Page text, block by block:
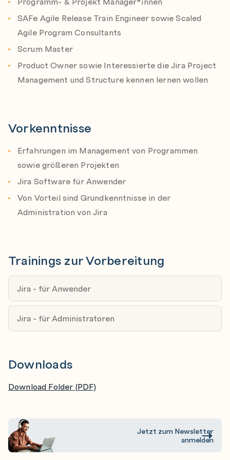
lernen möchten.
Zielsetzung
Nach diesem Seminar haben Sie die Grundlagen der
Einsatzmöglichkeiten anhand Praxisorientierter
Beispiele kennen gelernt. Sie haben die ersten
Reports
Portfolio Management
SAFe Agile Release Train Engineer sowie Scaled
Agile Program Consultants
Scrum Master
Product Owner sowie Interessierte die Jira Project
Management und Structure kennen lernen wollen
Vorkenntnisse
Erfahrungen im Management von Programmen
sowie größeren Projekten
Jira Software für Anwender
Von Vorteil sind Grundkenntnisse in der
Administration von Jira
Trainings zur Vorbereitung
Jira - für Anwender
Jira - für Administratoren
Downloads
Download Folder (PDF)
Jetzt zum Newsletter
anmelden